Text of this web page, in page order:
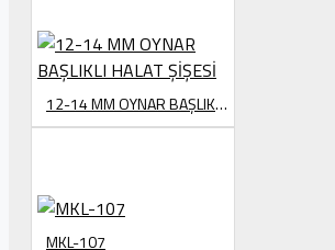
12-14 MM OYNAR BAŞLIKLI HALAT ŞİŞESİ
MKL-107